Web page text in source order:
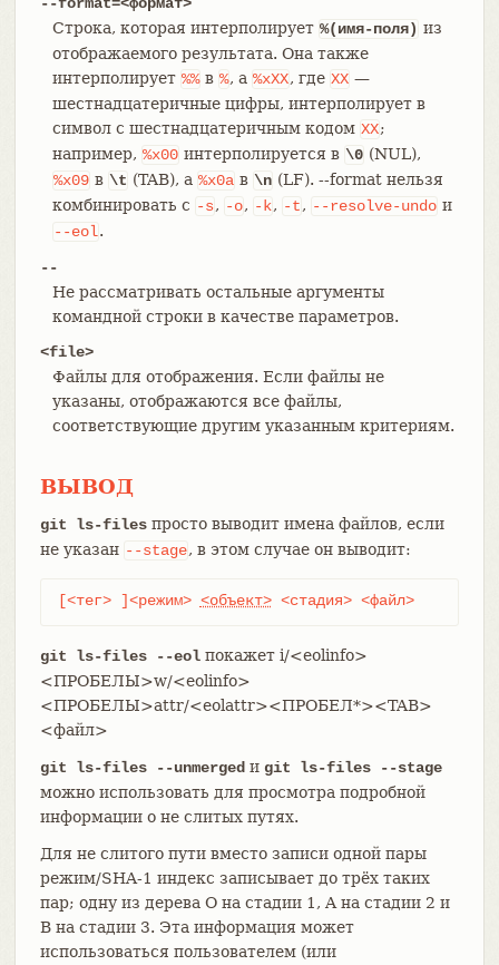
Строка, которая интерполирует %(имя-поля) из
отображаемого результата. Она также
интерполирует %%в %, а %xXX, где XX —
шестнадцатеричные цифры, интерполирует в
символ с шестнадцатеричным кодом XX;
например, %x00 интерполируется в \0 (NUL),
%x09 в \t (TAB), а %x0a в \n (LF). --format нельзя
комбинировать с -s, -o, -k, -t, --resolve-undo и
--eol.
--
Не рассматривать остальные аргументы
командной строки в качестве параметров.
<file>
Файлы для отображения. Если файлы не
указаны, отображаются все файлы,
соответствующие другим указанным критериям.
ВЫВОД
git ls-filesпросто выводит имена файлов, если
не указан --stage, в этом случае он выводит:
[<тег> ]<режим> <объект> <стадия> <файл>
git ls-files --eolпокажет i/<eolinfo>
<ПРОБЕЛЫ>w/<eolinfo>
<ПРОБЕЛЫ>attr/<eolattr><ПРОБЕЛ*><TAB>
<файл>
git ls-files --unmergedи git ls-files --stage
можно использовать для просмотра подробной
информации о не слитых путях.
Для не слитого пути вместо записи одной пары
режим/SHA-1 индекс записывает до трёх таких
пар; одну из дерева O на стадии 1, A на стадии 2 и
B на стадии 3. Эта информация может
использоваться пользователем (или